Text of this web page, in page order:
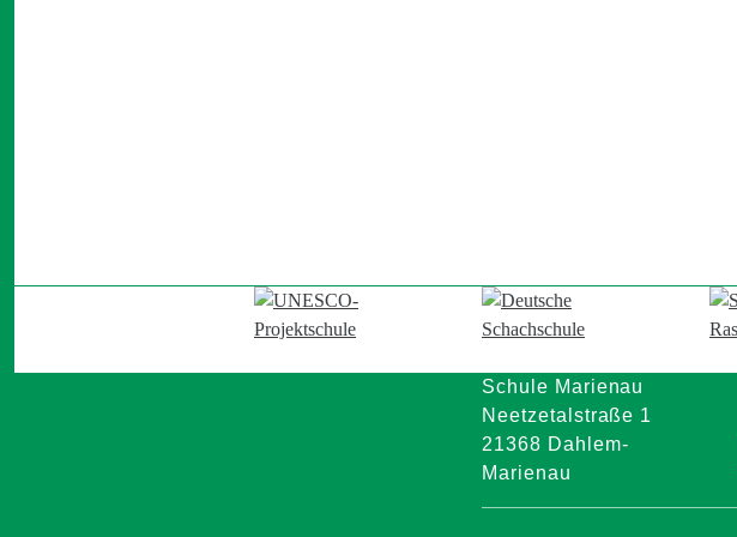
Schule Marienau
Neetzetalstraße 1
21368 Dahlem-
Marienau